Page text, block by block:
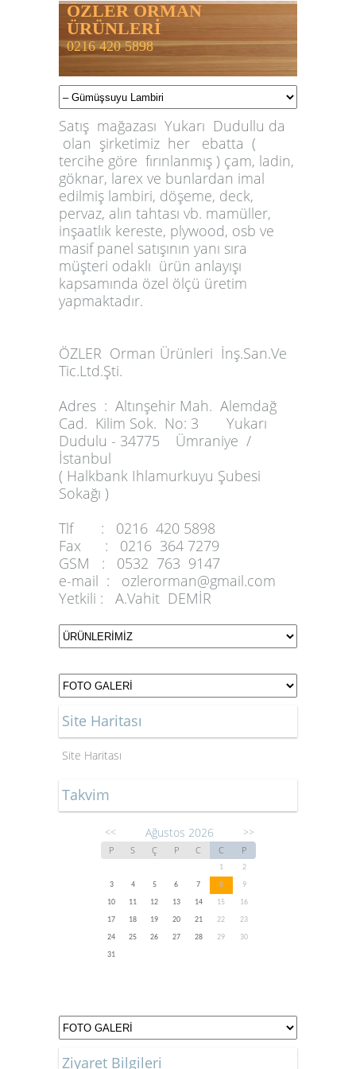
ÖZLER ORMAN
ÜRÜNLERİ
0216 420 5898
Satış mağazası Yukarı Dudullu da
olan şirketimiz her ebatta (
tercihe göre fırınlanmış ) çam, ladin,
göknar, larex ve bunlardan imal
edilmiş lambiri, döşeme, deck,
pervaz, alın tahtası vb. mamüller,
inşaatlık kereste, plywood, osb ve
masif panel satışının yanı sıra
müşteri odaklı ürün anlayışı
kapsamında özel ölçü üretim
yapmaktadır.
ÖZLER Orman Ürünleri İnş.San.Ve
Tic.Ltd.Şti.
Adres : Altınşehir Mah. Alemdağ
Cad. Kilim Sok. No: 3 Yukarı
Dudulu - 34775 Ümraniye /
İstanbul
( Halkbank Ihlamurkuyu Şubesi
Sokağı )
Tlf :
0216 420 5898
Fax :
0216 364 7279
GSM :
0532 763 9147
e-mail :
ozlerorman@gmail.com
Yetkili :
A.Vahit DEMİR
Site Haritası
Site Haritası
Takvim
<< Ağustos 2026 >>
P S Ç P C C P
1
2
3
4 5 6 7 8
9
10
11 12 13 14 15
16
17
18 19 20 21 22
23
24
25 26 27 28 29
30
31
Ziyaret Bilgileri